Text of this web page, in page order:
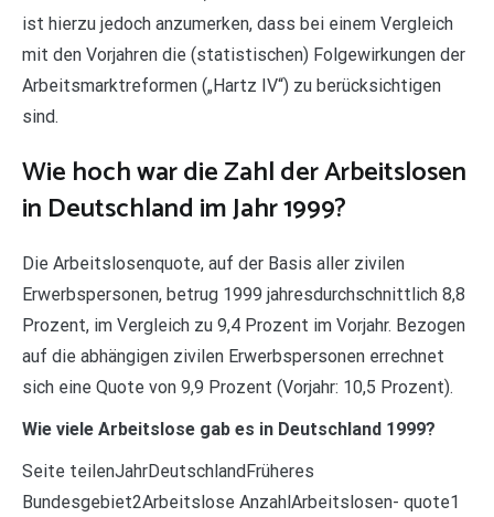
ist hierzu jedoch anzumerken, dass bei einem Vergleich
mit den Vorjahren die (statistischen) Folgewirkungen der
Arbeitsmarktreformen („Hartz IV“) zu berücksichtigen
sind.
Wie hoch war die Zahl der Arbeitslosen
in Deutschland im Jahr 1999?
Die Arbeitslosenquote, auf der Basis aller zivilen
Erwerbspersonen, betrug 1999 jahresdurchschnittlich 8,8
Prozent, im Vergleich zu 9,4 Prozent im Vorjahr. Bezogen
auf die abhängigen zivilen Erwerbspersonen errechnet
sich eine Quote von 9,9 Prozent (Vorjahr: 10,5 Prozent).
Wie viele Arbeitslose gab es in Deutschland 1999?
Seite teilenJahrDeutschlandFrüheres
Bundesgebiet2Arbeitslose AnzahlArbeitslosen- quote1